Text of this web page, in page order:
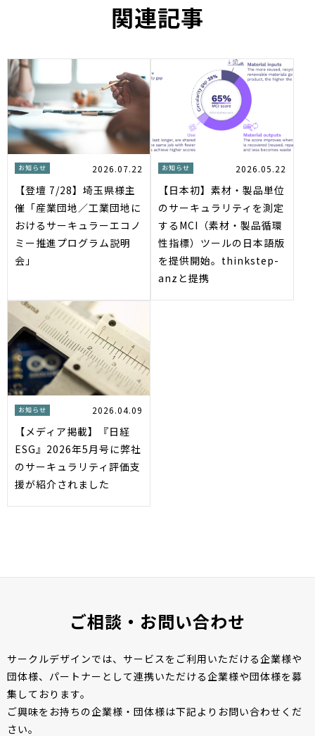
関連記事
お知らせ 2026.07.22
【登壇 7/28】埼玉県様主
催「産業団地／工業団地に
おけるサーキュラーエコノ
ミー推進プログラム説明
会」
お知らせ 2026.05.22
【日本初】素材・製品単位
のサーキュラリティを測定
するMCI（素材・製品循環
性指標）ツールの日本語版
を提供開始。thinkstep-
anzと提携
お知らせ 2026.04.09
【メディア掲載】『日経
ESG』2026年5月号に弊社
のサーキュラリティ評価支
援が紹介されました
ご相談・お問い合わせ
サークルデザインでは、サービスをご利用いただける企業様や
団体様、パートナーとして連携いただける企業様や団体様を募
集しております。
ご興味をお持ちの企業様・団体様は下記よりお問い合わせくだ
さい。